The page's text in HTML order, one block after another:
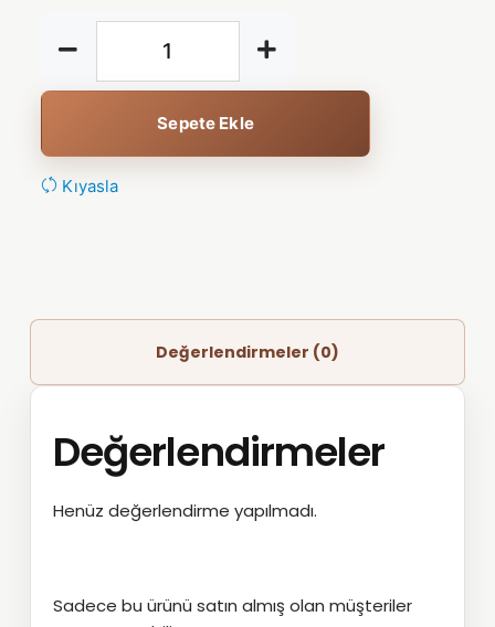
Sepete Ekle
Kıyasla
Değerlendirmeler (0)
Değerlendirmeler
Henüz değerlendirme yapılmadı.
Sadece bu ürünü satın almış olan müşteriler